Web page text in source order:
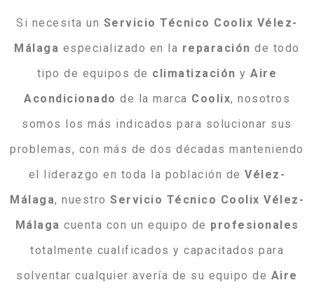
Si necesita un Servicio Técnico Coolix Vélez-
Málaga especializado en la reparación de todo
tipo de equipos de climatización yAire
Acondicionado de la marca Coolix, nosotros
somos los más indicados para solucionar sus
problemas, con más de dos décadas manteniendo
el liderazgo en toda la población deVélez-
Málaga, nuestro Servicio Técnico Coolix Vélez-
Málaga cuenta con un equipo de profesionales
totalmente cualificados y capacitados para
solventar cualquier avería de su equipo de Aire